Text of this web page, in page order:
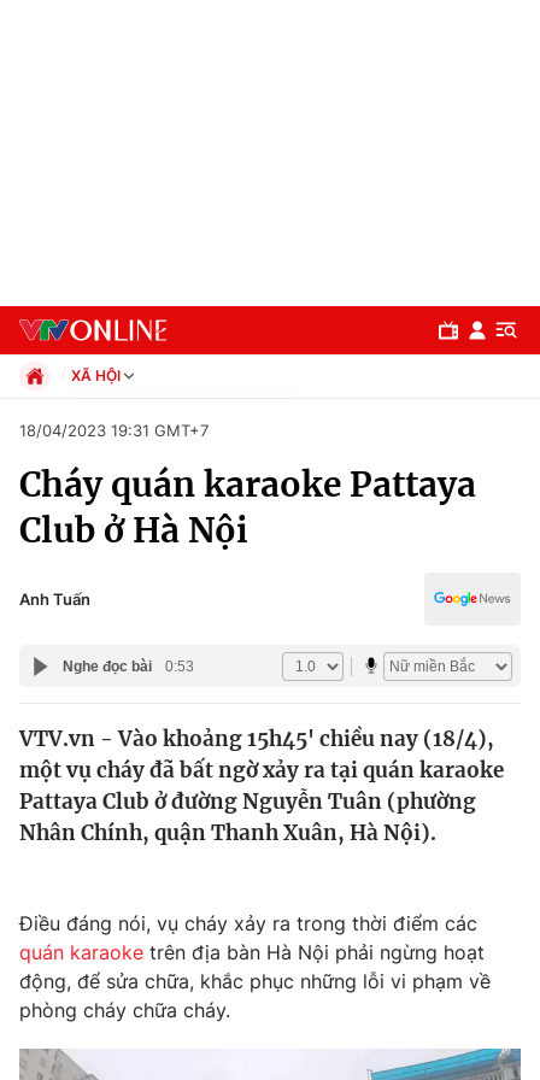
Chuyên mục
Chính trị
Y tế
Thế giới
Thế giới đó đây
Câu chuyện quốc tế
Tài chính
Thị trường
Góc doanh nghiệp
Dữ liệu và đời sống
XÃ HỘI
Xã hội
Pháp luật
Kinh tế
Thể thao
Văn hóa - Giải trí
Đời sống
Giáo dục
18/04/2023 19:31 GMT+7
Cháy quán karaoke Pattaya
Club ở Hà Nội
Anh Tuấn
Nghe đọc bài 0:53
VTV.vn - Vào khoảng 15h45' chiều nay (18/4),
một vụ cháy đã bất ngờ xảy ra tại quán karaoke
Pattaya Club ở đường Nguyễn Tuân (phường
Nhân Chính, quận Thanh Xuân, Hà Nội).
Điều đáng nói, vụ cháy xảy ra trong thời điểm các
quán karaoke trên địa bàn Hà Nội phải ngừng hoạt
động, để sửa chữa, khắc phục những lỗi vi phạm về
phòng cháy chữa cháy.